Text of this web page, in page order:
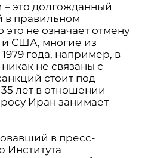
– это долгожданный
в правильном
не означает отмену
и США, многие из
года, например, в
не связаны с
стоит под
лет в отношении
Иран занимает
в пресс-
Института